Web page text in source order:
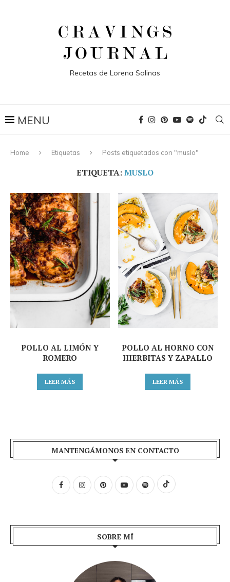
Recetas de Lorena Salinas
Home Etiquetas Posts etiquetados con "muslo"
ETIQUETA:MUSLO
POLLO AL LIMÓN Y
ROMERO
LEER MÁS
POLLO AL HORNO CON
HIERBITAS Y ZAPALLO
LEER MÁS
MANTENGÁMONOS EN CONTACTO
SOBRE MÍ